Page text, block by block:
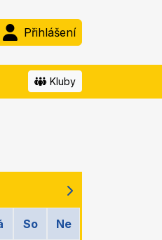
Přihlášení
Kluby
So Ne